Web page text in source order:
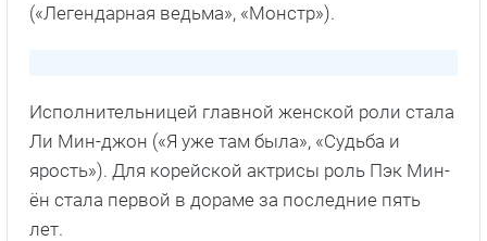
(«Легендарная ведьма», «Монстр»).
Исполнительницей главной женской роли стала
Ли Мин-джон («Я уже там была», «Судьба и
ярость»). Для корейской актрисы роль Пэк Мин-
ён стала первой в дораме за последние пять
лет.